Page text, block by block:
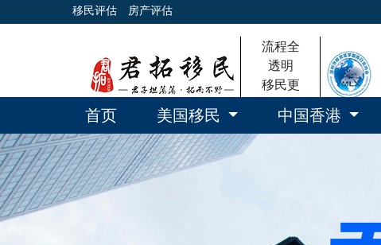
移民评估 房产评估
流程全
透明
移民更
放心
首页 美国移民 中国香港